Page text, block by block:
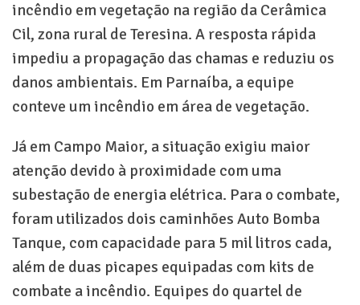
incêndio em vegetação na região da Cerâmica
Cil, zona rural de Teresina. A resposta rápida
impediu a propagação das chamas e reduziu os
danos ambientais. Em Parnaíba, a equipe
conteve um incêndio em área de vegetação.
Já em Campo Maior, a situação exigiu maior
atenção devido à proximidade com uma
subestação de energia elétrica. Para o combate,
foram utilizados dois caminhões Auto Bomba
Tanque, com capacidade para 5 mil litros cada,
além de duas picapes equipadas com kits de
combate a incêndio. Equipes do quartel de